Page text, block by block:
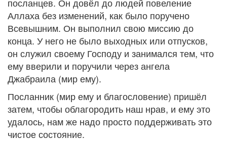
Аллаха без изменений, как было поручено
Всевышним. Он выполнил свою миссию до
конца. У него не было выходных или отпусков,
он служил своему Господу и занимался тем, что
ему вверили и поручили через ангела
Джабраила (мир ему).
Посланник (мир ему и благословение) пришёл
затем, чтобы облагородить наш нрав, и ему это
удалось, нам же надо просто поддерживать это
чистое состояние.